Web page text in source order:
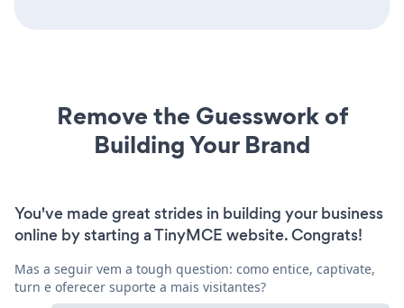
Remove the Guesswork of
Building Your Brand
You've made great strides in building your business
online by starting a TinyMCE website. Congrats!
Mas a seguir vem a tough question: como entice, captivate,
turn e oferecer suporte a mais visitantes?